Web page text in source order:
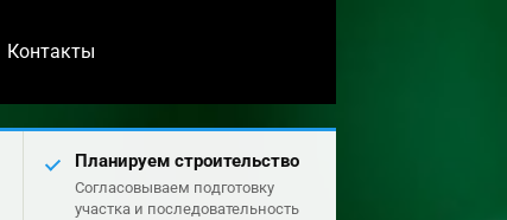
Контакты
Планируем строительство
Согласовываем подготовку
участка и последовательность